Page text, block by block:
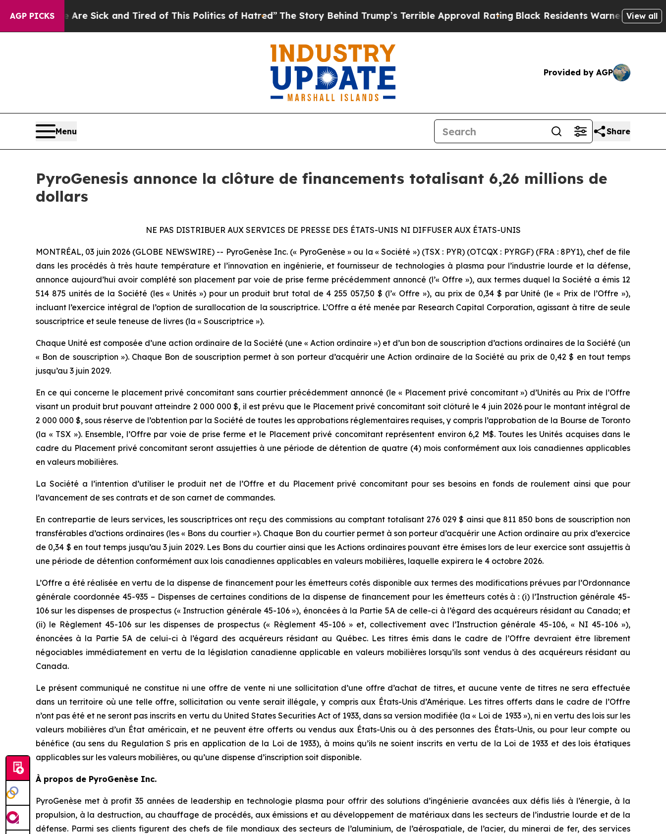
AGP PICKS
Are Sick and Tired of This Politics of Hatred”The Story Behind Trump’s Terrible Approval RatingBlack Residents Warned of Abusive Cops
View all
Provided by AGP
Menu Share
PyroGenesis annonce la clôture de financements totalisant 6,26 millions de
dollars
NE PAS DISTRIBUER AUX SERVICES DE PRESSE DES ÉTATS-UNIS NI DIFFUSER AUX ÉTATS-UNIS
MONTRÉAL, 03 juin 2026 (GLOBE NEWSWIRE) -- PyroGenèse Inc. (« PyroGenèse » ou la « Société ») (TSX : PYR) (OTCQX : PYRGF) (FRA : 8PY1), chef de file
dans les procédés à très haute température et l’innovation en ingénierie, et fournisseur de technologies à plasma pour l’industrie lourde et la défense,
annonce aujourd’hui avoir complété son placement par voie de prise ferme précédemment annoncé (l’« Offre »), aux termes duquel la Société a émis 12
514 875 unités de la Société (les « Unités ») pour un produit brut total de 4 255 057,50 $ (l’« Offre »), au prix de 0,34 $ par Unité (le « Prix de l’Offre »),
incluant l’exercice intégral de l’option de surallocation de la souscriptrice. L’Offre a été menée par Research Capital Corporation, agissant à titre de seule
souscriptrice et seule teneuse de livres (la « Souscriptrice »).
Chaque Unité est composée d’une action ordinaire de la Société (une « Action ordinaire ») et d’un bon de souscription d’actions ordinaires de la Société (un
« Bon de souscription »). Chaque Bon de souscription permet à son porteur d’acquérir une Action ordinaire de la Société au prix de 0,42 $ en tout temps
jusqu’au 3 juin 2029.
En ce qui concerne le placement privé concomitant sans courtier précédemment annoncé (le « Placement privé concomitant ») d’Unités au Prix de l’Offre
visant un produit brut pouvant atteindre 2 000 000 $, il est prévu que le Placement privé concomitant soit clôturé le 4 juin 2026 pour le montant intégral de
2 000 000 $, sous réserve de l’obtention par la Société de toutes les approbations réglementaires requises, y compris l’approbation de la Bourse de Toronto
(la « TSX »). Ensemble, l’Offre par voie de prise ferme et le Placement privé concomitant représentent environ 6,2 M$. Toutes les Unités acquises dans le
cadre du Placement privé concomitant seront assujetties à une période de détention de quatre (4) mois conformément aux lois canadiennes applicables
en valeurs mobilières.
La Société a l’intention d’utiliser le produit net de l’Offre et du Placement privé concomitant pour ses besoins en fonds de roulement ainsi que pour
l’avancement de ses contrats et de son carnet de commandes.
En contrepartie de leurs services, les souscriptrices ont reçu des commissions au comptant totalisant 276 029 $ ainsi que 811 850 bons de souscription non
transférables d’actions ordinaires (les « Bons du courtier »). Chaque Bon du courtier permet à son porteur d’acquérir une Action ordinaire au prix d’exercice
de 0,34 $ en tout temps jusqu’au 3 juin 2029. Les Bons du courtier ainsi que les Actions ordinaires pouvant être émises lors de leur exercice sont assujettis à
une période de détention conformément aux lois canadiennes applicables en valeurs mobilières, laquelle expirera le 4 octobre 2026.
L’Offre a été réalisée en vertu de la dispense de financement pour les émetteurs cotés disponible aux termes des modifications prévues par l’Ordonnance
générale coordonnée 45-935 – Dispenses de certaines conditions de la dispense de financement pour les émetteurs cotés à : (i) l’Instruction générale 45-
106 sur les dispenses de prospectus (« Instruction générale 45-106 »), énoncées à la Partie 5A de celle-ci à l’égard des acquéreurs résidant au Canada; et
(ii) le Règlement 45-106 sur les dispenses de prospectus (« Règlement 45-106 » et, collectivement avec l’Instruction générale 45-106, « NI 45-106 »),
énoncées à la Partie 5A de celui-ci à l’égard des acquéreurs résidant au Québec. Les titres émis dans le cadre de l’Offre devraient être librement
négociables immédiatement en vertu de la législation canadienne applicable en valeurs mobilières lorsqu’ils sont vendus à des acquéreurs résidant au
Canada.
Le présent communiqué ne constitue ni une offre de vente ni une sollicitation d’une offre d’achat de titres, et aucune vente de titres ne sera effectuée
dans un territoire où une telle offre, sollicitation ou vente serait illégale, y compris aux États-Unis d’Amérique. Les titres offerts dans le cadre de l’Offre
n’ont pas été et ne seront pas inscrits en vertu du United States Securities Act of 1933, dans sa version modifiée (la « Loi de 1933 »), ni en vertu des lois sur les
valeurs mobilières d’un État américain, et ne peuvent être offerts ou vendus aux États-Unis ou à des personnes des États-Unis, ou pour leur compte ou
bénéfice (au sens du Regulation S pris en application de la Loi de 1933), à moins qu’ils ne soient inscrits en vertu de la Loi de 1933 et des lois étatiques
applicables sur les valeurs mobilières, ou qu’une dispense d’inscription soit disponible.
À propos de PyroGenèse Inc.
PyroGenèse met à profit 35 années de leadership en technologie plasma pour offrir des solutions d’ingénierie avancées aux défis liés à l’énergie, à la
propulsion, à la destruction, au chauffage de procédés, aux émissions et au développement de matériaux dans les secteurs de l’industrie lourde et de la
défense. Parmi ses clients figurent des chefs de file mondiaux des secteurs de l’aluminium, de l’aérospatiale, de l’acier, du minerai de fer, des services